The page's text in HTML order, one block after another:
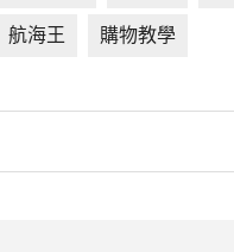
航海王 購物教學